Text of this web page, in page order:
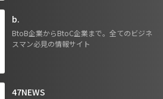
b.
BtoB企業からBtoC企業まで。全てのビジネ
スマン必見の情報サイト
47NEWS